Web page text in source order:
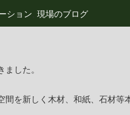
ション 現場のブログ
した。
を新しく木材、和紙、石材等